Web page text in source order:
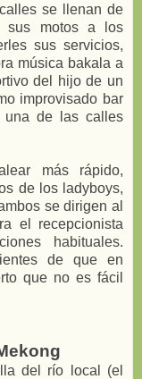
se llenan de
sus motos a los
sus servicios,
música bakala a
del hijo de un
improvisado bar
de las calles
más rápido,
de los ladyboys,
se dirigen al
el recepcionista
habituales.
de que en
que no es fácil
del río local (el